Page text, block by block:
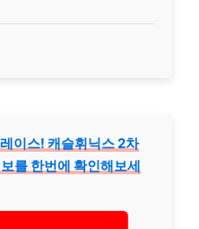
이스! 캐슬휘닉스 2차
를 한번에 확인해보세